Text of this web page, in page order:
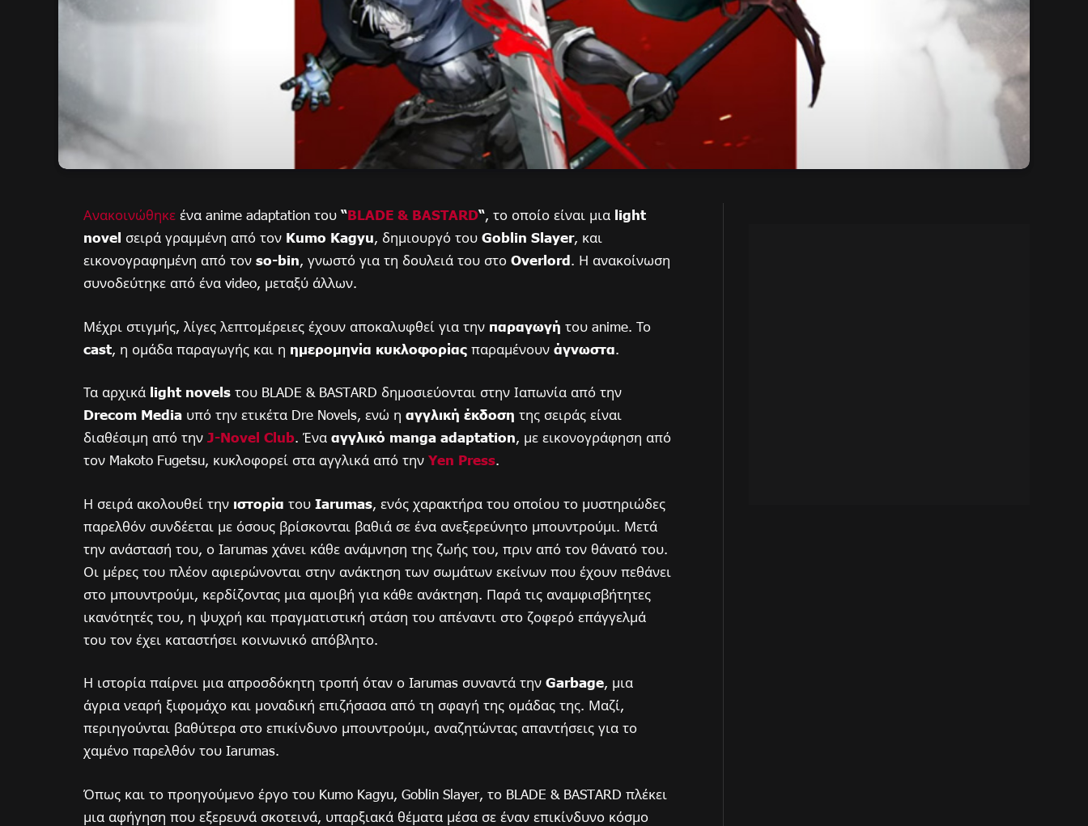
Ανακοινώθηκε ένα anime adaptation του “BLADE & BASTARD“, το οποίο είναι μια light
novel σειρά γραμμένη από τον Kumo Kagyu, δημιουργό του Goblin Slayer, και
εικονογραφημένη από τον so-bin, γνωστό για τη δουλειά του στο Overlord. Η ανακοίνωση
συνοδεύτηκε από ένα video, μεταξύ άλλων.
Μέχρι στιγμής, λίγες λεπτομέρειες έχουν αποκαλυφθεί για την παραγωγή του anime. Το
cast, η ομάδα παραγωγής και η ημερομηνία κυκλοφορίας παραμένουν άγνωστα.
Τα αρχικά light novels του BLADE & BASTARD δημοσιεύονται στην Ιαπωνία από την
Drecom Media υπό την ετικέτα Dre Novels, ενώ η αγγλική έκδοση της σειράς είναι
διαθέσιμη από την J-Novel Club. Ένα αγγλικό manga adaptation, με εικονογράφηση από
τον Makoto Fugetsu, κυκλοφορεί στα αγγλικά από την Yen Press.
Η σειρά ακολουθεί την ιστορία του Iarumas, ενός χαρακτήρα του οποίου το μυστηριώδες
παρελθόν συνδέεται με όσους βρίσκονται βαθιά σε ένα ανεξερεύνητο μπουντρούμι. Μετά
την ανάστασή του, ο Iarumas χάνει κάθε ανάμνηση της ζωής του, πριν από τον θάνατό του.
Οι μέρες του πλέον αφιερώνονται στην ανάκτηση των σωμάτων εκείνων που έχουν πεθάνει
στο μπουντρούμι, κερδίζοντας μια αμοιβή για κάθε ανάκτηση. Παρά τις αναμφισβήτητες
ικανότητές του, η ψυχρή και πραγματιστική στάση του απέναντι στο ζοφερό επάγγελμά
του τον έχει καταστήσει κοινωνικό απόβλητο.
Η ιστορία παίρνει μια απροσδόκητη τροπή όταν ο Iarumas συναντά την Garbage, μια
άγρια νεαρή ξιφομάχο και μοναδική επιζήσασα από τη σφαγή της ομάδας της. Μαζί,
περιηγούνται βαθύτερα στο επικίνδυνο μπουντρούμι, αναζητώντας απαντήσεις για το
χαμένο παρελθόν του Iarumas.
Όπως και το προηγούμενο έργο του Kumo Kagyu, Goblin Slayer, το BLADE & BASTARD πλέκει
μια αφήγηση που εξερευνά σκοτεινά, υπαρξιακά θέματα μέσα σε έναν επικίνδυνο κόσμο